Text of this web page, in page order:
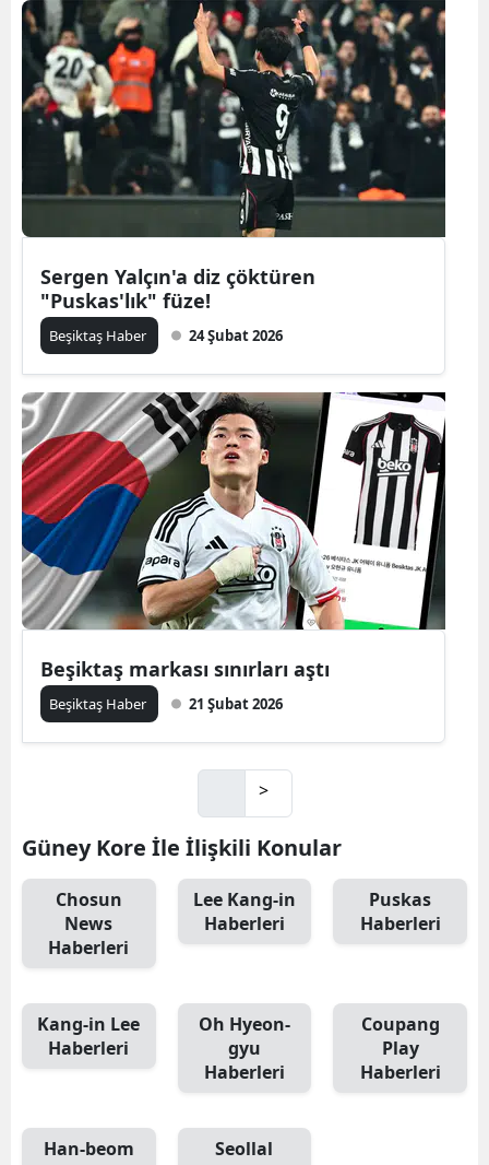
Sergen Yalçın'a diz çöktüren
"Puskas'lık" füze!
Beşiktaş Haber 24 Şubat 2026
Beşiktaş markası sınırları aştı
Beşiktaş Haber 21 Şubat 2026
>
Güney Kore İle İlişkili Konular
Chosun
News
Haberleri
Lee Kang-in
Haberleri
Puskas
Haberleri
Kang-in Lee
Haberleri
Oh Hyeon-
gyu
Haberleri
Coupang
Play
Haberleri
Han-beom
Seollal